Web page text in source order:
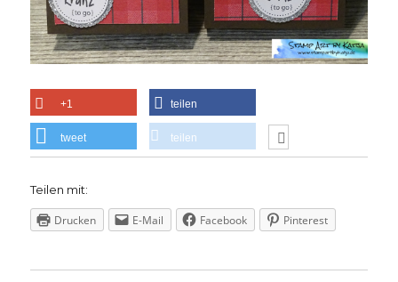
+1 teilen
tweet teilen
Teilen mit:
Drucken E-Mail Facebook Pinterest